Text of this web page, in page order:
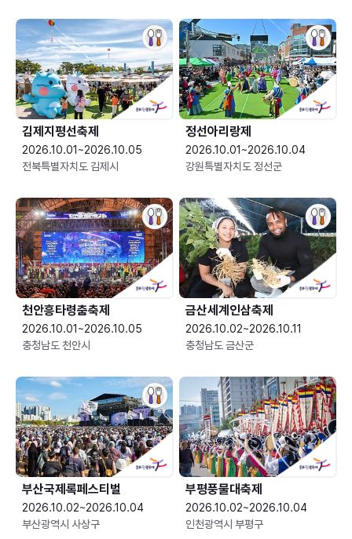
김제지평선축제
2026.10.01~2026.10.05
전북특별자치도 김제시
정선아리랑제
2026.10.01~2026.10.04
강원특별자치도 정선군
천안흥타령춤축제
2026.10.01~2026.10.05
충청남도 천안시
금산세계인삼축제
2026.10.02~2026.10.11
충청남도 금산군
부산국제록페스티벌
2026.10.02~2026.10.04
부산광역시 사상구
부평풍물대축제
2026.10.02~2026.10.04
인천광역시 부평구